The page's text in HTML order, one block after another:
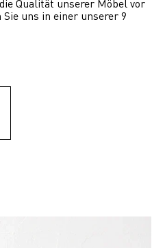
Qualität unserer Möbel vor
uns in einer unserer 9